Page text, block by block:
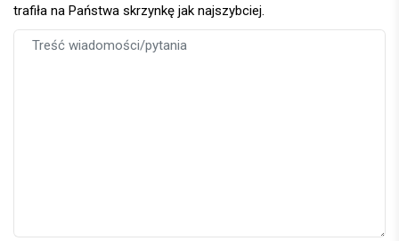
trafiła na Państwa skrzynkę jak najszybciej.